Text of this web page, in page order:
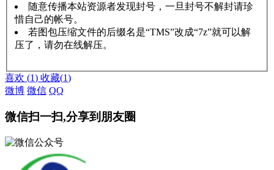
随意传播本站资源者发现封号，一旦封号不解封请珍
惜自己的帐号。
若图包压缩文件的后缀名是“TMS”改成“7z”就可以解
压了，请勿在线解压。
喜欢 (1) 收藏(1)
微博 微信 QQ
微信扫一扫,分享到朋友圈